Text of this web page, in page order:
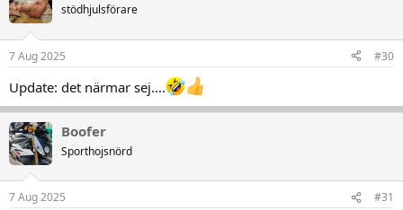
stödhjulsförare
7 Aug 2025 #30
Update: det närmar sej....
Boofer
Sporthojsnörd
7 Aug 2025 #31